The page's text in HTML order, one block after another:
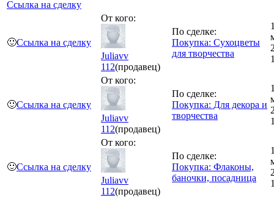
Ссылка на сделку
🙂Ссылка на сделку
От кого:
Juliavv
112(продавец)
По сделке:
Покупка: Сухоцветы
для творчества
🙂Ссылка на сделку
От кого:
Juliavv
112(продавец)
По сделке:
Покупка: Для декора и
творчества
🙂Ссылка на сделку
От кого:
Juliavv
112(продавец)
По сделке:
Покупка: Флаконы,
баночки, посадница